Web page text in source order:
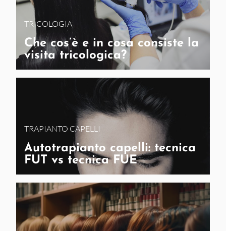
TRICOLOGIA
Che cos’è e in cosa consiste la
visita tricologica?
TRAPIANTO CAPELLI
Autotrapianto capelli: tecnica
FUT vs tecnica FUE